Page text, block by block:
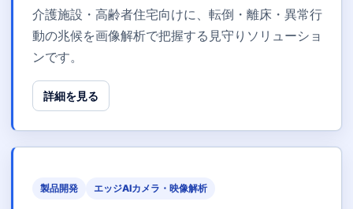
介護施設・高齢者住宅向けに、転倒・離床・異常行
動の兆候を画像解析で把握する見守りソリューショ
ンです。
詳細を見る
製品開発 エッジAIカメラ・映像解析